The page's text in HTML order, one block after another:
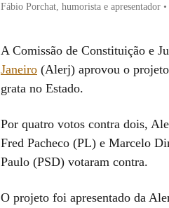
Fábio Porchat, humorista e apresentador •
A Comissão de Constituição e
Janeiro (Alerj) aprovou o
grata no Estado.
Por quatro votos contra dois,
Fred Pacheco (PL) e Marcelo
Paulo (PSD) votaram contra.
O projeto foi apresentado da